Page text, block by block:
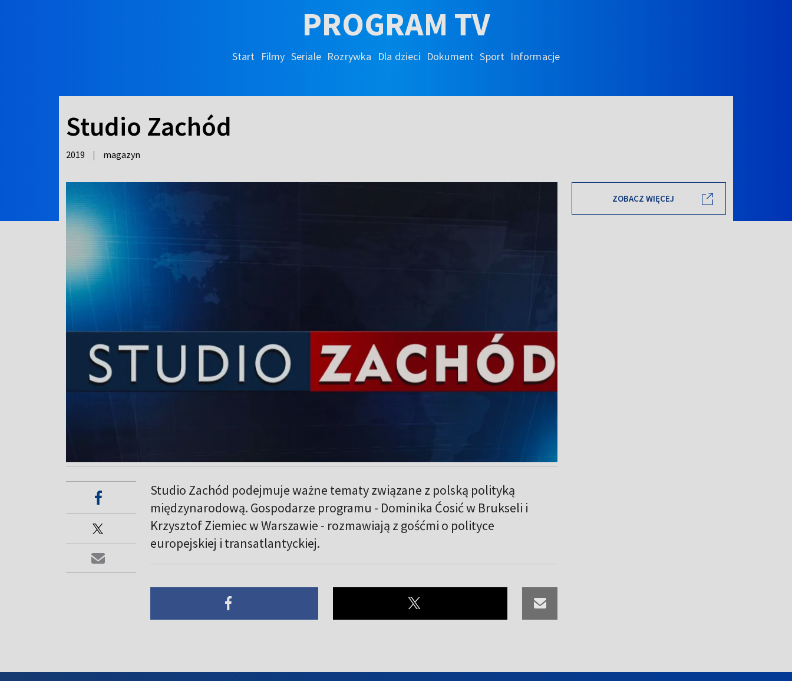
PROGRAM TV
Start Filmy Seriale Rozrywka Dla dzieci Dokument Sport Informacje
Studio Zachód
2019 | magazyn
Studio Zachód podejmuje ważne tematy związane z polską polityką
międzynarodową. Gospodarze programu - Dominika Ćosić w Brukseli i
Krzysztof Ziemiec w Warszawie - rozmawiają z gośćmi o polityce
europejskiej i transatlantyckiej.
ZOBACZ WIĘCEJ